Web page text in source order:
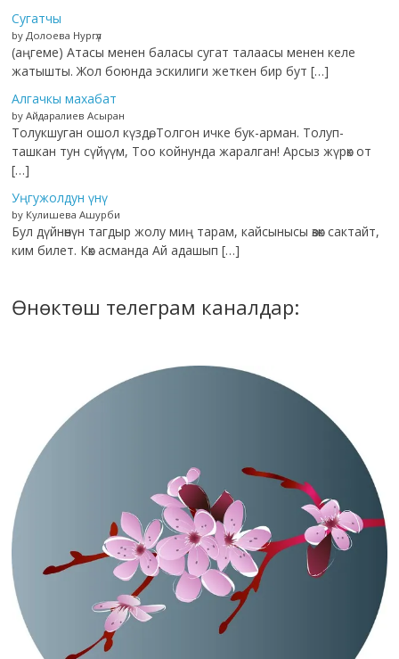
Сугатчы
by Долоева Нургүл
(аңгеме) Атасы менен баласы сугат талаасы менен келе
жатышты. Жол боюнда эскилиги жеткен бир бут […]
Алгачкы махабат
by Айдаралиев Асыран
Толукшуган ошол күздө, Толгон ичке бук-арман. Толуп-
ташкан тун сүйүүм, Тоо койнунда жаралган! Арсыз жүрөк от
[…]
Уңгужолдун үнү
by Кулишева Ашурби
Бул дүйнөнүн тагдыр жолу миң тарам, кайсынысы өзөк сактайт,
ким билет. Көк асманда Ай адашып […]
Өнөктөш телеграм каналдар: